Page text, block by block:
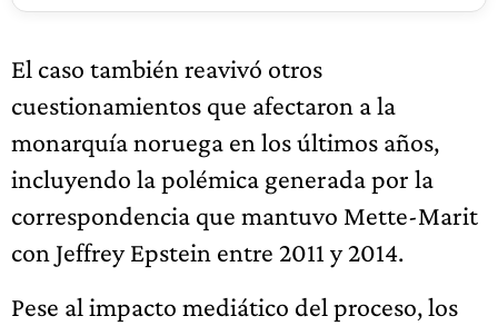
El caso también reavivó otros
cuestionamientos que afectaron a la
monarquía noruega en los últimos años,
incluyendo la polémica generada por la
correspondencia que mantuvo Mette-Marit
con Jeffrey Epstein entre 2011 y 2014.
Pese al impacto mediático del proceso, los